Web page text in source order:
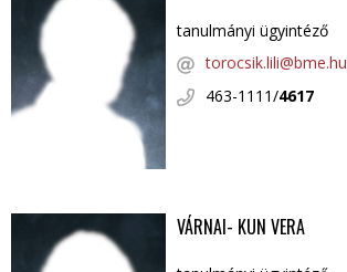
tanulmányi ügyintéző
torocsik.lili@bme.hu
463-1111/4617
VÁRNAI- KUN VERA